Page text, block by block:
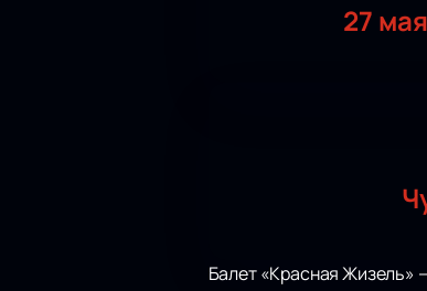
27 мая
Балет «Красная Жизель»